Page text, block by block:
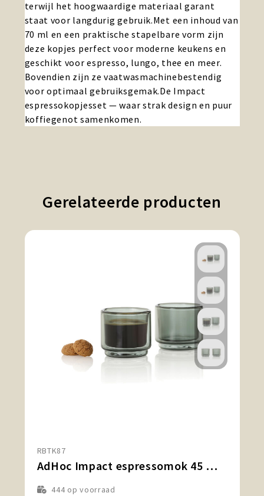
terwijl het hoogwaardige materiaal garant
staat voor langdurig gebruik.Met een inhoud van
70 ml en een praktische stapelbare vorm zijn
deze kopjes perfect voor moderne keukens en
geschikt voor espresso, lungo, thee en meer.
Bovendien zijn ze vaatwasmachinebestendig
voor optimaal gebruiksgemak.De Impact
espressokopjesset — waar strak design en puur
koffiegenot samenkomen.
Gerelateerde producten
RBTK87
AdHoc Impact espressomok 45 ml, set van 2 stuks
444op voorraad